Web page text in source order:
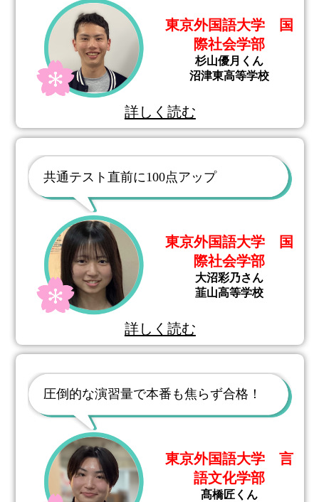
東京外国語大学 国
際社会学部
杉山優月くん
沼津東高等学校
詳しく読む
共通テスト直前に100点アップ
東京外国語大学 国
際社会学部
大沼彩乃さん
韮山高等学校
詳しく読む
圧倒的な演習量で本番も焦らず合格！
東京外国語大学 言
語文化学部
髙橋匠くん